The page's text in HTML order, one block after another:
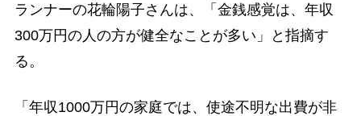
ランナーの花輪陽子さんは、「金銭感覚は、年収
300万円の人の方が健全なことが多い」と指摘す
る。
「年収1000万円の家庭では、使途不明な出費が非